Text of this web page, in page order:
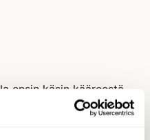
ensin käsin kääreestä
mallinnettiin